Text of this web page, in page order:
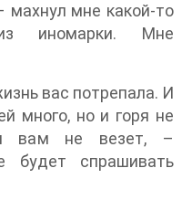
махнул мне какой-то
иномарки. Мне
вас потрепала. И
много, но и горя не
вам не везет, –
будет спрашивать